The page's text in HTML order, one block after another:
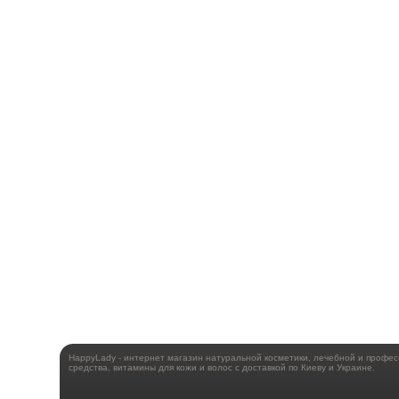
HappyLady - интернет магазин натуральной косметики, лечебной и
средства, витамины для кожи и волос с доставкой по Киеву и Украине.